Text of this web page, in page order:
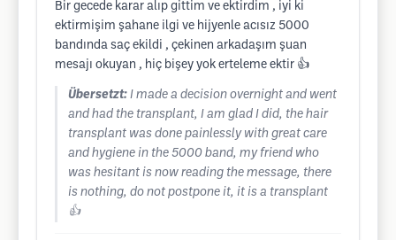
Bir gecede karar alıp gittim ve ektirdim , iyi ki
ektirmişim şahane ilgi ve hijyenle acısız 5000
bandında saç ekildi , çekinen arkadaşım şuan
mesajı okuyan , hiç bişey yok erteleme ektir 👍
Übersetzt: I made a decision overnight and went
and had the transplant, I am glad I did, the hair
transplant was done painlessly with great care
and hygiene in the 5000 band, my friend who
was hesitant is now reading the message, there
is nothing, do not postpone it, it is a transplant
👍